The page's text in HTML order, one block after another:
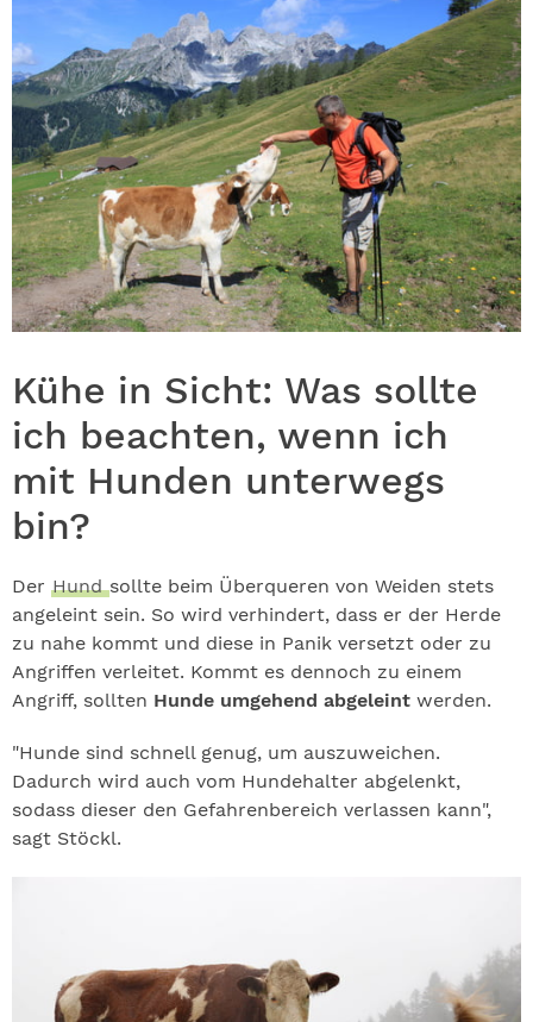
Kühe in Sicht: Was sollte
ich beachten, wenn ich
mit Hunden unterwegs
bin?
Der Hundsollte beim Überqueren von Weiden stets
angeleint sein. So wird verhindert, dass er der Herde
zu nahe kommt und diese in Panik versetzt oder zu
Angriffen verleitet. Kommt es dennoch zu einem
Angriff, sollten Hunde umgehend abgeleint werden.
"Hunde sind schnell genug, um auszuweichen.
Dadurch wird auch vom Hundehalter abgelenkt,
sodass dieser den Gefahrenbereich verlassen kann",
sagt Stöckl.